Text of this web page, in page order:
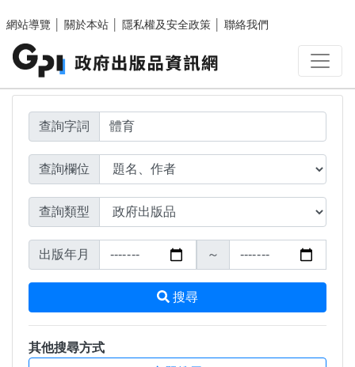
網站導覽
關於本站 隱私權及安全政策 聯絡我們
搜尋結果頁面
查詢字詞
查詢欄位
查詢類型
出版年月 ～
搜尋
其他搜尋方式